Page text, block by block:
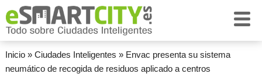
Inicio» Ciudades Inteligentes » Envac presenta su sistema
neumático de recogida de residuos aplicado a centros